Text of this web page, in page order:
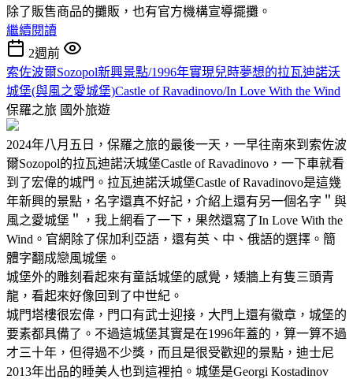
除了販售商品的攤販，也有官方機構宣導擺攤。
繼續閱讀
2週前
索佐波爾Sozopol新興景點/1996年實現兒時夢想的拉瓦迪諾沃
城堡(與風之愛城堡)Castle of Ravadinovo/In Love With the Wind
保羅之旅 國外旅遊
2024年八月五日，保羅之旅的最後一天，一早往南來到索佐波
爾Sozopol的拉瓦迪諾沃城堡Castle of Ravadinovo，一下車就看
到了宏偉的城門。拉瓦迪諾沃城堡Castle of Ravadinovo是這幾
年新興的景點，名字還真不好記，介紹上還有另一個名字＂與
風之愛城堡＂，我上網看了一下，果然還寫了In Love With the
Wind。官網除了保加利亞語，還有英、中、俄語的選擇。簡
體字翻成戀風城堡。
城堡外的雕刻看起來有童話城堡的感覺，矮牆上有隻三頭青
龍，看起來好像回到了中世紀。
城門塔樓很宏偉，門口有武士迎接，大門上還有徽章，城堡的
要素都具備了。不過這城堡其實是在1996年蓋的，算一算不過
才三十年，但得過不少獎，而且是很受歡迎的景點，迪士尼
2013年出品的睡美人也到這裡拍。城堡是Georgi Kostadinov